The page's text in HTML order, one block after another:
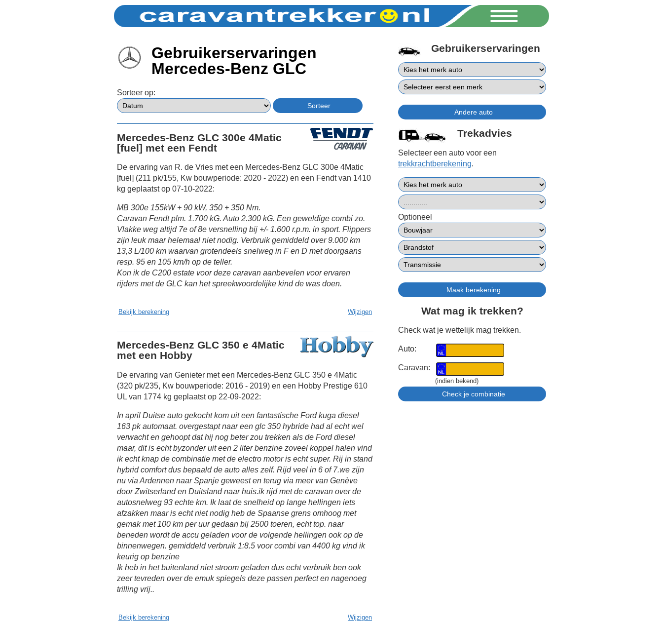
Gebruikerservaringen
Mercedes-Benz GLC
Sorteer op:
Mercedes-Benz GLC 300e 4Matic
[fuel] met een Fendt
De ervaring van R. de Vries met een Mercedes-Benz GLC 300e 4Matic
[fuel] (211 pk/155, Kw bouwperiode: 2020 - 2022) en een Fendt van 1410
kg geplaatst op 07-10-2022:
MB 300e 155kW + 90 kW, 350 + 350 Nm.
Caravan Fendt plm. 1.700 kG. Auto 2.300 kG. Een geweldige combi zo.
Vlakke weg altijd 7e of 8e versnelling bij +/- 1.600 r.p.m. in sport. Flippers
zijn leuk maar helemaal niet nodig. Verbruik gemiddeld over 9.000 km
13,3 L/100 km waarvan grotendeels snelweg in F en D met doorgaans
resp. 95 en 105 km/h op de teller.
Kon ik de C200 estate voor deze caravan aanbevelen voor ervaren
rijders met de GLC kan het spreekwoordelijke kind de was doen.
Bekijk berekening Wijzigen
Mercedes-Benz GLC 350 e 4Matic
met een Hobby
De ervaring van Genieter met een Mercedes-Benz GLC 350 e 4Matic
(320 pk/235, Kw bouwperiode: 2016 - 2019) en een Hobby Prestige 610
UL van 1774 kg geplaatst op 22-09-2022:
In april Duitse auto gekocht kom uit een fantastische Ford kuga diesel
163 pk automaat. overgestapt naar een glc 350 hybride had al echt wel
verwacht en gehoopt dat hij nog beter zou trekken als de Ford diesel
maar, dit is echt byzonder uit een 2 liter benzine zoveel koppel halen vind
ik echt knap de combinatie met de electro motor is echt super. Rij in stand
hybrid comfort dus bepaald de auto alles zelf. Rijd veel in 6 of 7.we zijn
nu via Ardennen naar Spanje geweest en terug via meer van Genève
door Zwitserland en Duitsland naar huis.ik rijd met de caravan over de
autosnelweg 93 echte km. Ik laat de snelheid op lange hellingen iets
afzakken maar is echt niet nodig heb de Spaanse grens omhoog met
gemak met 100 km per uur gedaan bij 2500 toeren, echt top. naar
beneden wordt de accu geladen voor de volgende hellingen ook op de
binnenwegen. gemiddeld verbruik 1:8.5 voor combi van 4400 kg vind ik
keurig op benzine
Ik heb in het buitenland niet stroom geladen dus echt verbruik ben ook
zeer tevreden over de emuk spiegels deze passen perfect en nagenoeg
trilling vrij..
Bekijk berekening Wijzigen
Gebruikerservaringen
Trekadvies
Selecteer een auto voor een
trekkrachtberekening.
Optioneel
Wat mag ik trekken?
Check wat je wettelijk mag trekken.
Auto:
Caravan:
(indien bekend)